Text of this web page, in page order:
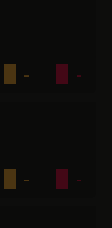
- -
- -